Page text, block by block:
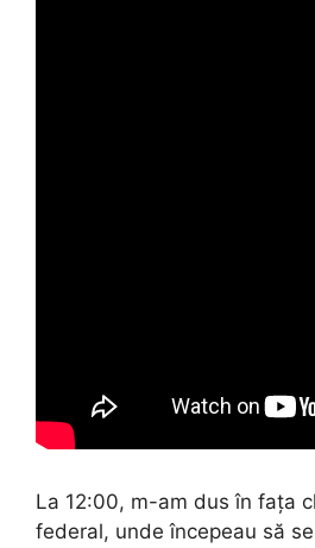
La 12:00, m-am dus în fața
federal, unde începeau să